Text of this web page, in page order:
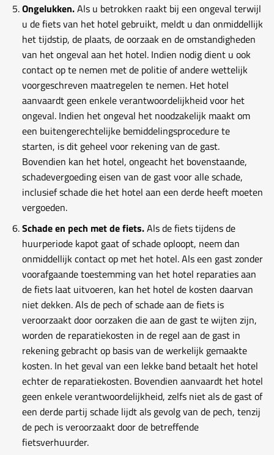
Ongelukken.Als u betrokken raakt bij een ongeval terwijl
u de fiets van het hotel gebruikt, meldt u dan onmiddellijk
het tijdstip, de plaats, de oorzaak en de omstandigheden
van het ongeval aan het hotel. Indien nodig dient u ook
contact op te nemen met de politie of andere wettelijk
voorgeschreven maatregelen te nemen. Het hotel
aanvaardt geen enkele verantwoordelijkheid voor het
ongeval. Indien het ongeval het noodzakelijk maakt om
een ​​buitengerechtelijke bemiddelingsprocedure te
starten, is dit geheel voor rekening van de gast.
Bovendien kan het hotel, ongeacht het bovenstaande,
schadevergoeding eisen van de gast voor alle schade,
inclusief schade die het hotel aan een derde heeft moeten
vergoeden.
Schade en pech met de fiets.Als de fiets tijdens de
huurperiode kapot gaat of schade oploopt, neem dan
onmiddellijk contact op met het hotel. Als een gast zonder
voorafgaande toestemming van het hotel reparaties aan
de fiets laat uitvoeren, kan het hotel de kosten daarvan
niet dekken. Als de pech of schade aan de fiets is
veroorzaakt door oorzaken die aan de gast te wijten zijn,
worden de reparatiekosten in de regel aan de gast in
rekening gebracht op basis van de werkelijk gemaakte
kosten. In het geval van een lekke band betaalt het hotel
echter de reparatiekosten. Bovendien aanvaardt het hotel
geen enkele verantwoordelijkheid, zelfs niet als de gast of
een derde partij schade lijdt als gevolg van de pech, tenzij
de pech is veroorzaakt door de betreffende
fietsverhuurder.